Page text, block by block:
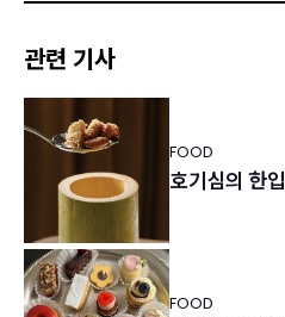
관련 기사
FOOD
호기심의 한입
FOOD